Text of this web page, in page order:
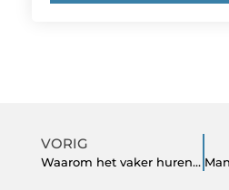
VORIG
Waarom het vaker huren van een auto voordelig is voor startende ondernemers